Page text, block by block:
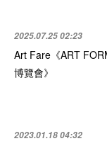
2025.07.25 02:23
Art Fare《ART
博覽會》
2023.01.18 04:32